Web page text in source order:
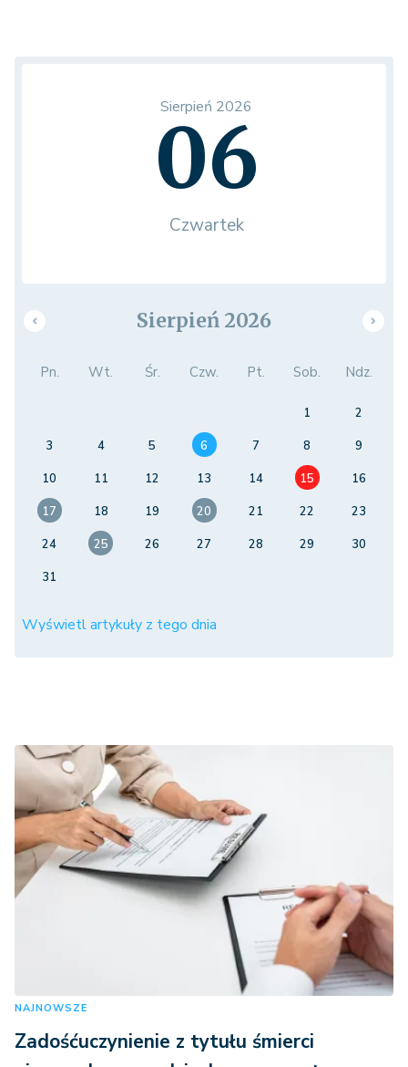
Sierpień 2026
06
Czwartek
Sierpień 2026
Pn. Wt. Śr. Czw. Pt. Sob. Ndz.
1
2
3
4 5 6 7 8
9
10
11 12 13 14 15
16
17
18 19 20 21 22
23
24
25 26 27 28 29
30
31
Wyświetl artykuły z tego dnia
NAJNOWSZE
Zadośćuczynienie z tytułu śmierci